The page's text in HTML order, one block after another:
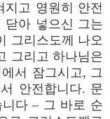
지고 영원히 안전
닫아 넣으신 그는
그리스도께 나오
그리고 하나님은
서 잠그시고, 그
안전합니다. 문
다 – 그 바로 순